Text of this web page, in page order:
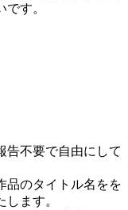
す。
告不要で自由にして
品のタイトル名をを
ます。